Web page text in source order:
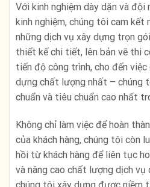
Với kinh nghiệm dày dặn và
kinh nghiệm, chúng tôi cam kết
những dịch vụ xây dựng trọn
thiết kế chi tiết, lên bản vẽ thi
tiến độ công trình, cho đến
dựng chất lượng nhất – chúng
chuẩn và tiêu chuẩn cao nhất
Không chỉ làm việc để hoàn
của khách hàng, chúng tôi còn
hồi từ khách hàng để liên tục
và nâng cao chất lượng dịch vụ
chúng tôi xây dựng được niềm